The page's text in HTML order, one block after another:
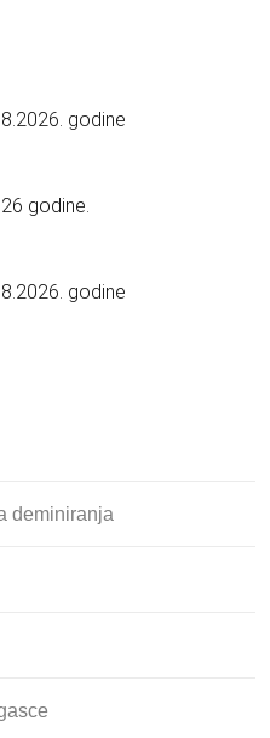
godine
godine.
godine
deminiranja